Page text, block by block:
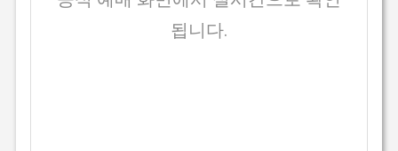
됩니다.